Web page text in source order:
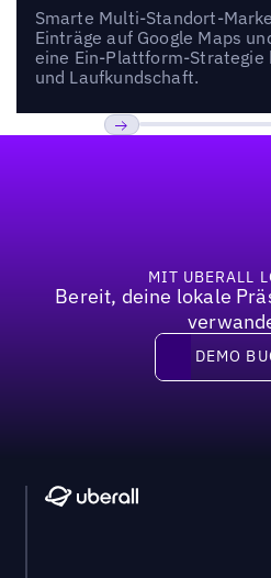
Smarte Multi-Standort-
Einträge auf Google Maps
eine Ein-Plattform-
und Laufkundschaft.
MIT UBERALL
Bereit, deine lokale
DEMODEMO